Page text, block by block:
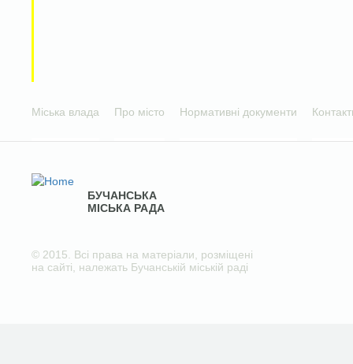
Міська влада Про місто Нормативні документи
БУЧАНСЬКА
МІСЬКА РАДА
© 2015. Всі права на матеріали, розміщені
на сайті, належать Бучанській міській раді